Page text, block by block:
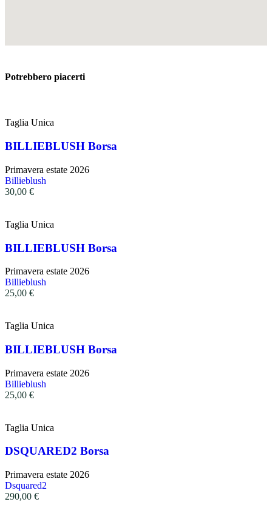
Potrebbero piacerti
Taglia Unica
BILLIEBLUSH Borsa
Primavera estate 2026
Billieblush
30,00 €
Taglia Unica
BILLIEBLUSH Borsa
Primavera estate 2026
Billieblush
25,00 €
Taglia Unica
BILLIEBLUSH Borsa
Primavera estate 2026
Billieblush
25,00 €
Taglia Unica
DSQUARED2 Borsa
Primavera estate 2026
Dsquared2
290,00 €